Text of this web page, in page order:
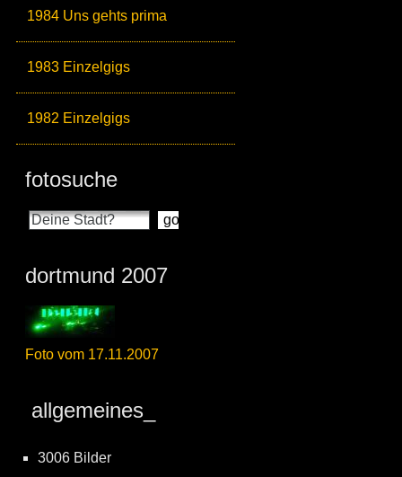
1984 Uns gehts prima
1983 Einzelgigs
1982 Einzelgigs
fotosuche
dortmund 2007
Foto vom 17.11.2007
allgemeines_
3006 Bilder